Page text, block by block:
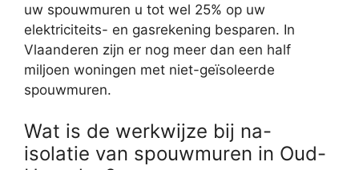
uw spouwmuren u tot wel 25% op uw
elektriciteits- en gasrekening besparen. In
Vlaanderen zijn er nog meer dan een half
miljoen woningen met niet-geïsoleerde
spouwmuren.
Wat is de werkwijze bij na-
isolatie van spouwmuren in Oud-